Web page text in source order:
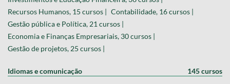
Recursos Humanos, 15 cursos | Contabilidade, 16 cursos |
Gestão pública e Política, 21 cursos |
Economia e Finanças Empresariais, 30 cursos |
Gestão de projetos, 25 cursos |
Idiomas e comunicação 145 cursos